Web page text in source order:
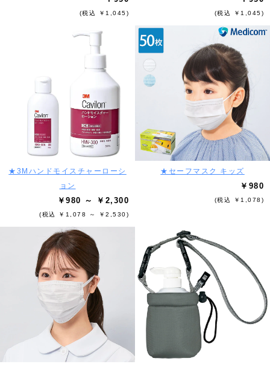
(税込 ￥1,045) (税込 ￥1,045)
★3Mハンドモイスチャーローシ
ョン
￥980 ～ ￥2,300
(税込 ￥1,078 ～ ￥2,530)
★セーフマスク キッズ
￥980
(税込 ￥1,078)